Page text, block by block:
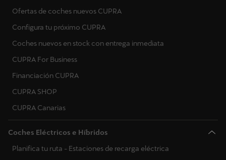
Serbia
Suecia
Eslovaquia
Ucrania
Ofertas de coches nuevos CUPRA
Configura tu próximo CUPRA
Coches nuevos en stock con entrega inmediata
CUPRA For Business
Financiación CUPRA
CUPRA SHOP
CUPRA Canarias
Coches Eléctricos e Híbridos
Planifica tu ruta - Estaciones de recarga eléctrica